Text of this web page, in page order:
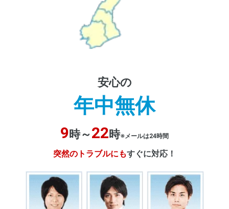
安心の
年中無休
9 時～22 時※メールは24時間
突然のトラブルにもすぐに対応！